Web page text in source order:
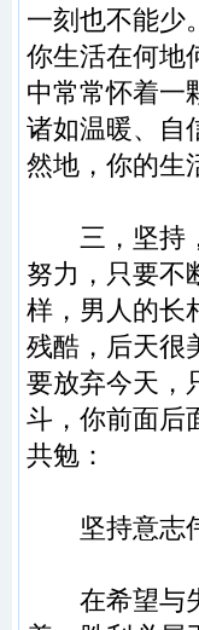
一刻也不能少
你生活在何地
中常常怀着一
诸如温暖、自
然地，你的生
三，坚持，
努力，只要不
样，男人的长
残酷，后天很
要放弃今天，
斗，你前面后
共勉：
坚持意志伟
在希望与失